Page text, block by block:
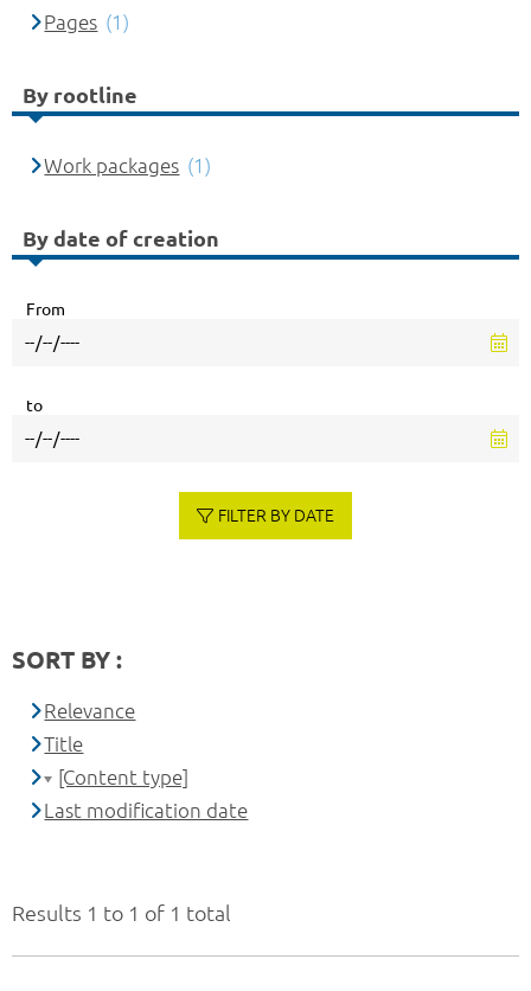
Results 1 to 1 of 1 total
Pages (1)
By rootline
Work packages (1)
By date of creation
From
to
FILTER BY DATE
SORT BY :
Relevance
Title
[Content type]
Last modification date